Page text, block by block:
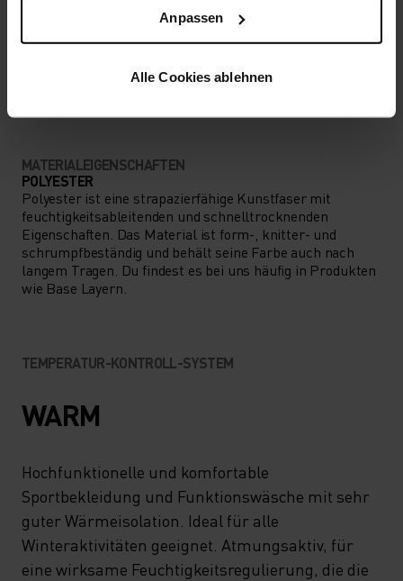
Anpassen
Alle Cookies ablehnen
ALLES MODERATE AKTIVITÄTEN
MATERIALEIGENSCHAFTEN
POLYESTER
Polyester ist eine strapazierfähige Kunstfaser mit
feuchtigkeitsableitenden und schnelltrocknenden
Eigenschaften. Das Material ist form-, knitter- und
schrumpfbeständig und behält seine Farbe auch nach
langem Tragen. Du findest es bei uns häufig in Produkten
wie Base Layern.
TEMPERATUR-KONTROLL-SYSTEM
WARM
Hochfunktionelle und komfortable
Sportbekleidung und Funktionswäsche mit sehr
guter Wärmeisolation. Ideal für alle
Winteraktivitäten geeignet. Atmungsaktiv, für
eine wirksame Feuchtigkeitsregulierung, die die